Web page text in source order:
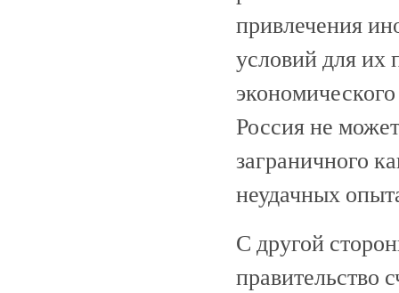
привлечения
условий для их
Россия не
заграничного
неудачных
С другой
правительство